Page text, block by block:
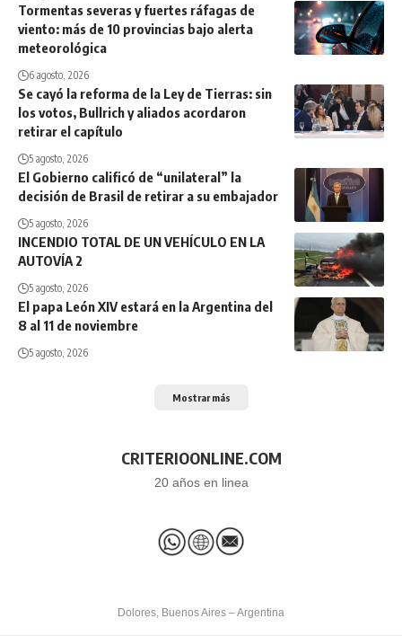
Tormentas severas y fuertes ráfagas de
viento: más de 10 provincias bajo alerta
meteorológica
6 agosto, 2026
Se cayó la reforma de la Ley de Tierras: sin
los votos, Bullrich y aliados acordaron
retirar el capítulo
5 agosto, 2026
El Gobierno calificó de “unilateral” la
decisión de Brasil de retirar a su embajador
5 agosto, 2026
INCENDIO TOTAL DE UN VEHÍCULO EN LA
AUTOVÍA 2
5 agosto, 2026
El papa León XIV estará en la Argentina del
8 al 11 de noviembre
5 agosto, 2026
Mostrar más
CRITERIOONLINE.COM
20 años en linea
Dolores, Buenos Aires – Argentina